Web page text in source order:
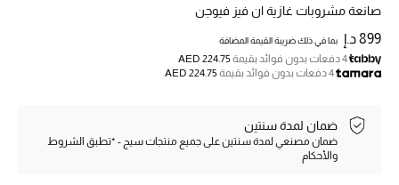
خصم حتى 70%
تسوقوا الآن
ما وصلنا حديثاً
صانعة مشروبات غازية ان فيز فيوجن
899 د.إ بما في ذلك ضريبة القيمة المضافة
4 دفعات بدون فوائد بقيمة
AED 224.75
4 دفعات بدون فوائد بقيمة
AED 224.75
ضمان لمدة سنتين
ضمان مصنعي لمدة سنتين على جميع منتجات سيج - *تطبق الشروط
والأحكام